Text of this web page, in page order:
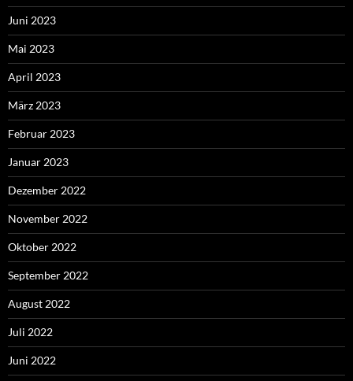
Juni 2023
Mai 2023
April 2023
März 2023
Februar 2023
Januar 2023
Dezember 2022
November 2022
Oktober 2022
September 2022
August 2022
Juli 2022
Juni 2022